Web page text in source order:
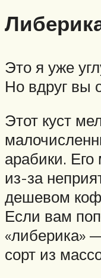
Это я уже
Но вдруг вы
Этот куст
арабики.
из-за
дешевом
Если вам
«либерика»
сорт из